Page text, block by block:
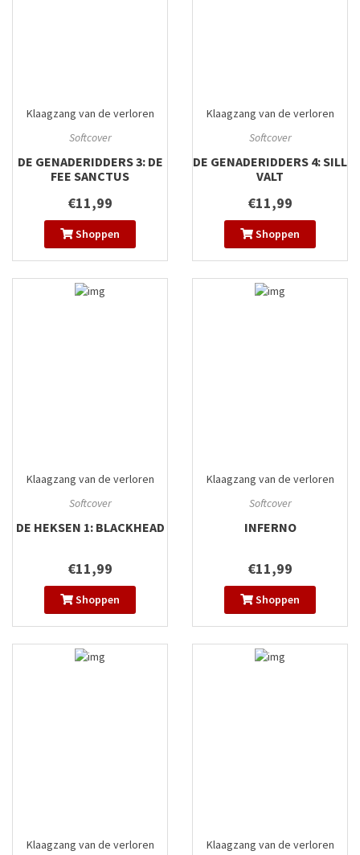
Klaagzang van de verloren
Softcover
DE GENADERIDDERS 3: DE
FEE SANCTUS
€11,99
Shoppen
Klaagzang van de verloren
Softcover
DE GENADERIDDERS 4: SILL
VALT
€11,99
Shoppen
Klaagzang van de verloren
Softcover
DE HEKSEN 1: BLACKHEAD
€11,99
Shoppen
Klaagzang van de verloren
Softcover
INFERNO
€11,99
Shoppen
Klaagzang van de verloren
Klaagzang van de verloren